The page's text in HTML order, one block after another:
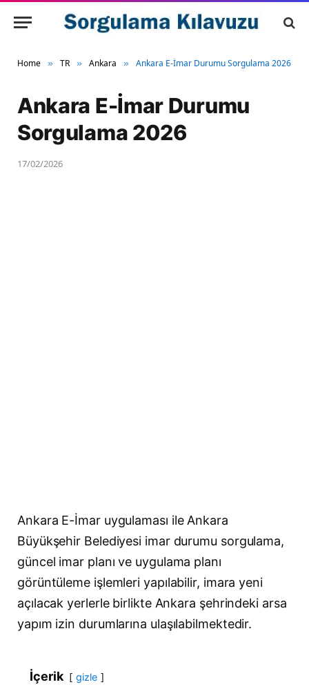
Home » TR » Ankara » Ankara E-İmar Durumu Sorgulama 2026
Ankara E-İmar Durumu
Sorgulama 2026
17/02/2026
Ankara E-İmar uygulaması ile Ankara
Büyükşehir Belediyesi imar durumu sorgulama,
güncel imar planı ve uygulama planı
görüntüleme işlemleri yapılabilir, imara yeni
açılacak yerlerle birlikte Ankara şehrindeki arsa
yapım izin durumlarına ulaşılabilmektedir.
İçerik gizle